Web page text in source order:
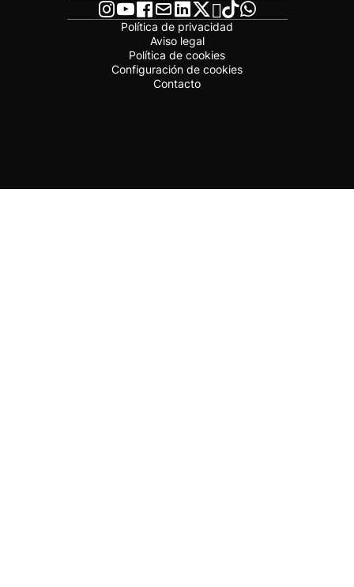
Política de privacidad
Aviso legal
Política de cookies
Configuración de cookies
Contacto